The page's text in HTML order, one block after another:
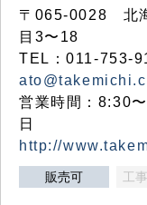
〒065-0028 北
目3〜18
TEL：011-753-
営業時間：8:30
日
http://
販売可 工